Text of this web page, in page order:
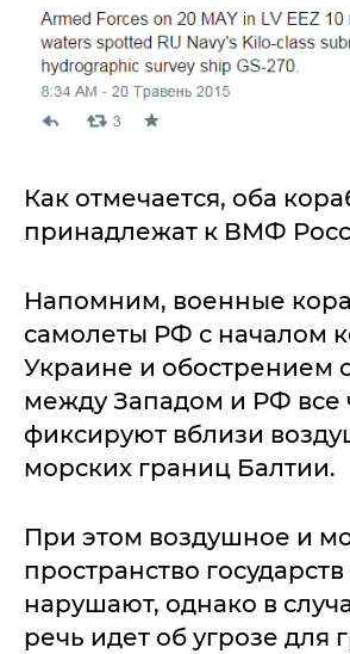
Как отмечается, оба
принадлежат к ВМФ
Напомним, военные
самолеты РФ с началом
Украине и обострением
между Западом и РФ все
фиксируют вблизи
морских границ Балтии.
При этом воздушное и
пространство
нарушают, однако в
речь идет об угрозе для